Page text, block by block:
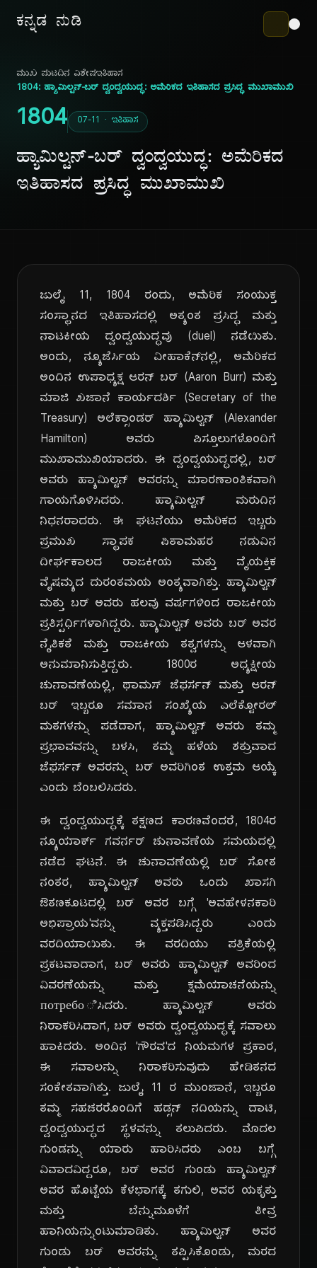
ಕನ್ನಡ ನುಡಿ
ಮುಖ ಪುಟದಿನ ವಿಶೇಷಇತಿಹಾಸ
1804: ಹ್ಯಾಮಿಲ್ಟನ್-ಬರ್ ದ್ವಂದ್ವಯುದ್ಧ: ಅಮೆರಿಕದ ಇತಿಹಾಸದ ಪ್ರಸಿದ್ಧ ಮುಖಾಮುಖಿ
1804 07-11 · ಇತಿಹಾಸ
ಹ್ಯಾಮಿಲ್ಟನ್-ಬರ್ ದ್ವಂದ್ವಯುದ್ಧ: ಅಮೆರಿಕದ
ಇತಿಹಾಸದ ಪ್ರಸಿದ್ಧ ಮುಖಾಮುಖಿ
ಜುಲೈ 11, 1804 ರಂದು, ಅಮೆರಿಕ ಸಂಯುಕ್ತ
ಸಂಸ್ಥಾನದ ಇತಿಹಾಸದಲ್ಲಿ ಅತ್ಯಂತ ಪ್ರಸಿದ್ಧ ಮತ್ತು
ನಾಟಕೀಯ ದ್ವಂದ್ವಯುದ್ಧವು (duel) ನಡೆಯಿತು.
ಅಂದು, ನ್ಯೂಜೆರ್ಸಿಯ ವೀಹಾಕೆನ್‌ನಲ್ಲಿ, ಅಮೆರಿಕದ
ಅಂದಿನ ಉಪಾಧ್ಯಕ್ಷ ಆರನ್ ಬರ್ (Aaron Burr) ಮತ್ತು
ಮಾಜಿ ಖಜಾನೆ ಕಾರ್ಯದರ್ಶಿ (Secretary of the
Treasury) ಅಲೆಕ್ಸಾಂಡರ್ ಹ್ಯಾಮಿಲ್ಟನ್ (Alexander
Hamilton) ಅವರು ಪಿಸ್ತೂಲುಗಳೊಂದಿಗೆ
ಮುಖಾಮುಖಿಯಾದರು. ಈ ದ್ವಂದ್ವಯುದ್ಧದಲ್ಲಿ, ಬರ್
ಅವರು ಹ್ಯಾಮಿಲ್ಟನ್ ಅವರನ್ನು ಮಾರಣಾಂತಿಕವಾಗಿ
ಗಾಯಗೊಳಿಸಿದರು. ಹ್ಯಾಮಿಲ್ಟನ್ ಮರುದಿನ
ನಿಧನರಾದರು. ಈ ಘಟನೆಯು ಅಮೆರಿಕದ ಇಬ್ಬರು
ಪ್ರಮುಖ ಸ್ಥಾಪಕ ಪಿತಾಮಹರ ನಡುವಿನ
ದೀರ್ಘಕಾಲದ ರಾಜಕೀಯ ಮತ್ತು ವೈಯಕ್ತಿಕ
ವೈಷಮ್ಯದ ದುರಂತಮಯ ಅಂತ್ಯವಾಗಿತ್ತು. ಹ್ಯಾಮಿಲ್ಟನ್
ಮತ್ತು ಬರ್ ಅವರು ಹಲವು ವರ್ಷಗಳಿಂದ ರಾಜಕೀಯ
ಪ್ರತಿಸ್ಪರ್ಧಿಗಳಾಗಿದ್ದರು. ಹ್ಯಾಮಿಲ್ಟನ್ ಅವರು ಬರ್ ಅವರ
ನೈತಿಕತೆ ಮತ್ತು ರಾಜಕೀಯ ತತ್ವಗಳನ್ನು ಆಳವಾಗಿ
ಅನುಮಾನಿಸುತ್ತಿದ್ದರು. 1800ರ ಅಧ್ಯಕ್ಷೀಯ
ಚುನಾವಣೆಯಲ್ಲಿ, ಥಾಮಸ್ ಜೆಫರ್ಸನ್ ಮತ್ತು ಆರನ್
ಬರ್ ಇಬ್ಬರೂ ಸಮಾನ ಸಂಖ್ಯೆಯ ಎಲೆಕ್ಟೋರಲ್
ಮತಗಳನ್ನು ಪಡೆದಾಗ, ಹ್ಯಾಮಿಲ್ಟನ್ ಅವರು ತಮ್ಮ
ಪ್ರಭಾವವನ್ನು ಬಳಸಿ, ತಮ್ಮ ಹಳೆಯ ಶತ್ರುವಾದ
ಜೆಫರ್ಸನ್ ಅವರನ್ನು ಬರ್ ಅವರಿಗಿಂತ ಉತ್ತಮ ಆಯ್ಕೆ
ಎಂದು ಬೆಂಬಲಿಸಿದರು.
ಈ ದ್ವಂದ್ವಯುದ್ಧಕ್ಕೆ ತಕ್ಷಣದ ಕಾರಣವೆಂದರೆ, 1804ರ
ನ್ಯೂಯಾರ್ಕ್ ಗವರ್ನರ್ ಚುನಾವಣೆಯ ಸಮಯದಲ್ಲಿ
ನಡೆದ ಘಟನೆ. ಈ ಚುನಾವಣೆಯಲ್ಲಿ ಬರ್ ಸೋತ
ನಂತರ, ಹ್ಯಾಮಿಲ್ಟನ್ ಅವರು ಒಂದು ಖಾಸಗಿ
ಔತಣಕೂಟದಲ್ಲಿ ಬರ್ ಅವರ ಬಗ್ಗೆ 'ಅವಹೇಳನಕಾರಿ
ಅಭಿಪ್ರಾಯ'ವನ್ನು ವ್ಯಕ್ತಪಡಿಸಿದ್ದರು ಎಂದು
ವರದಿಯಾಯಿತು. ಈ ವರದಿಯು ಪತ್ರಿಕೆಯಲ್ಲಿ
ಪ್ರಕಟವಾದಾಗ, ಬರ್ ಅವರು ಹ್ಯಾಮಿಲ್ಟನ್ ಅವರಿಂದ
ವಿವರಣೆಯನ್ನು ಮತ್ತು ಕ್ಷಮೆಯಾಚನೆಯನ್ನು
потребоಿಸಿದರು. ಹ್ಯಾಮಿಲ್ಟನ್ ಅವರು
ನಿರಾಕರಿಸಿದಾಗ, ಬರ್ ಅವರು ದ್ವಂದ್ವಯುದ್ಧಕ್ಕೆ ಸವಾಲು
ಹಾಕಿದರು. ಅಂದಿನ 'ಗೌರವ'ದ ನಿಯಮಗಳ ಪ್ರಕಾರ,
ಈ ಸವಾಲನ್ನು ನಿರಾಕರಿಸುವುದು ಹೇಡಿತನದ
ಸಂಕೇತವಾಗಿತ್ತು. ಜುಲೈ 11 ರ ಮುಂಜಾನೆ, ಇಬ್ಬರೂ
ತಮ್ಮ ಸಹಚರರೊಂದಿಗೆ ಹಡ್ಸನ್ ನದಿಯನ್ನು ದಾಟಿ,
ದ್ವಂದ್ವಯುದ್ಧದ ಸ್ಥಳವನ್ನು ತಲುಪಿದರು. ಮೊದಲ
ಗುಂಡನ್ನು ಯಾರು ಹಾರಿಸಿದರು ಎಂಬ ಬಗ್ಗೆ
ವಿವಾದವಿದ್ದರೂ, ಬರ್ ಅವರ ಗುಂಡು ಹ್ಯಾಮಿಲ್ಟನ್
ಅವರ ಹೊಟ್ಟೆಯ ಕೆಳಭಾಗಕ್ಕೆ ತಗುಲಿ, ಅವರ ಯಕೃತ್ತು
ಮತ್ತು ಬೆನ್ನುಮೂಳೆಗೆ ತೀವ್ರ
ಹಾನಿಯನ್ನುಂಟುಮಾಡಿತು. ಹ್ಯಾಮಿಲ್ಟನ್ ಅವರ
ಗುಂಡು ಬರ್ ಅವರನ್ನು ತಪ್ಪಿಸಿಕೊಂಡು, ಮರದ